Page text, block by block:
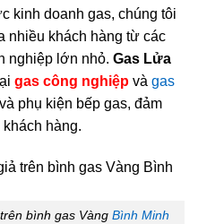
kinh doanh gas, chúng tôi
nhiều khách hàng từ các
nghiệp lớn nhỏ. Gas Lửa
gas công nghiệp và gas
phụ kiện bếp gas, đảm
hàng.
bình gas Vàng Bình Minh